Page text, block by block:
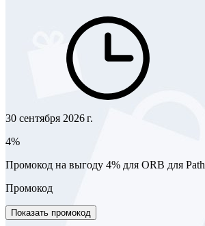
30 сентября 2026 г.
4%
Промокод на выгоду 4% для ORB для
Промокод
Показать промокод